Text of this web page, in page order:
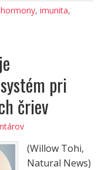
hormony, imunita,
pri
čriev
(Willow Tohi,
Natural News)